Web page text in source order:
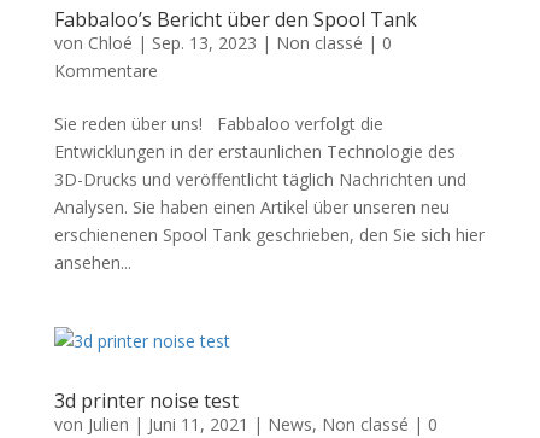
Fabbaloo’s Bericht über den Spool Tank
von Chloé | Sep. 13, 2023 | Non classé | 0
Kommentare
Sie reden über uns! Fabbaloo verfolgt die
Entwicklungen in der erstaunlichen Technologie des
3D-Drucks und veröffentlicht täglich Nachrichten und
Analysen. Sie haben einen Artikel über unseren neu
erschienenen Spool Tank geschrieben, den Sie sich hier
ansehen...
3d printer noise test
von Julien | Juni 11, 2021 | News, Non classé | 0